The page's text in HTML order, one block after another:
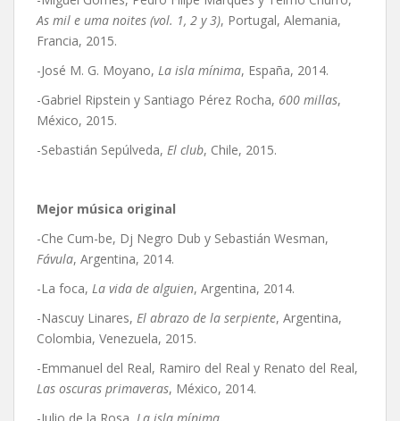
As mil e uma noites (vol. 1, 2 y 3), Portugal, Alemania,
Francia, 2015.
-José M. G. Moyano, La isla mínima, España, 2014.
-Gabriel Ripstein y Santiago Pérez Rocha, 600 millas,
México, 2015.
-Sebastián Sepúlveda, El club, Chile, 2015.
Mejor música original
-Che Cum-be, Dj Negro Dub y Sebastián Wesman,
Fávula, Argentina, 2014.
-La foca, La vida de alguien, Argentina, 2014.
-Nascuy Linares, El abrazo de la serpiente, Argentina,
Colombia, Venezuela, 2015.
-Emmanuel del Real, Ramiro del Real y Renato del Real,
Las oscuras primaveras, México, 2014.